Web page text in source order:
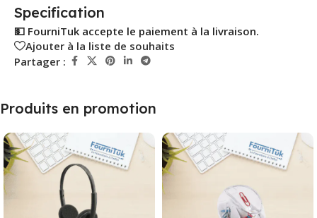
Specification
💵 FourniTuk accepte le paiement à la livraison.
Ajouter à la liste de souhaits
Partager :
Produits en promotion